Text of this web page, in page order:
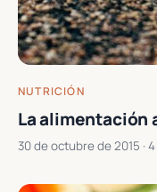
NUTRICIÓN
La alimentación
30 de octubre de 2015 ·